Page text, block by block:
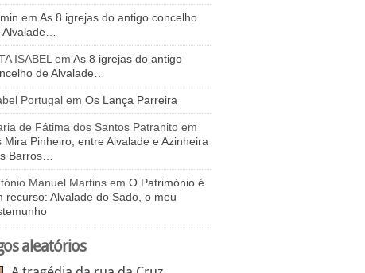
em As 8 igrejas do antigo concelho
Alvalade…
ISABEL em As 8 igrejas do antigo
de Alvalade…
Portugal em Os Lança Parreira
de Fátima dos Santos Patranito em
Mira Pinheiro, entre Alvalade e Azinheira
Barros…
Manuel Martins em O Património é
recurso: Alvalade do Sado, o meu
aleatórios